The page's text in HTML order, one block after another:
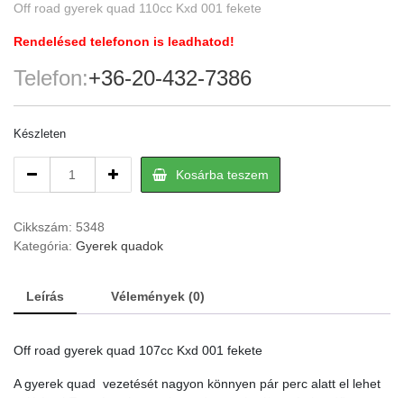
Off road gyerek quad 110cc Kxd 001 fekete
Rendelésed telefonon is leadhatod!
Telefon:+36-20-432-7386
Készleten
road
quad
110cc
fekete
quantity
Kosárba teszem
Cikkszám: 5348
Kategória: Gyerek quadok
Leírás Vélemények (0)
Off road gyerek quad 107cc Kxd 001 fekete
A gyerek quad vezetését nagyon könnyen pár perc alatt el lehet